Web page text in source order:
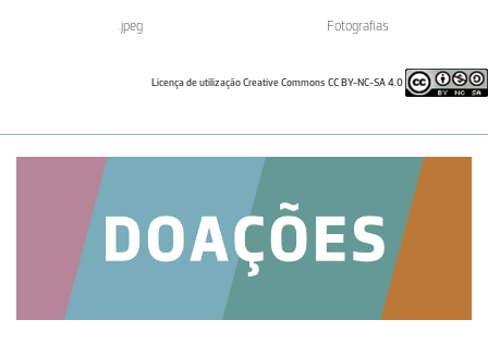
.jpeg Fotografias
Licença de utilização Creative Commons CC BY-NC-SA 4.0